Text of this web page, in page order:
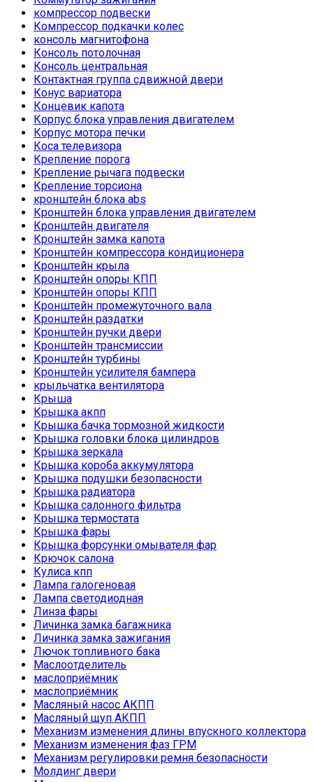
компрессор подвески
Компрессор подкачки колес
консоль магнитофона
Консоль потолочная
Консоль центральная
Контактная группа сдвижной двери
Конус вариатора
Концевик капота
Корпус блока управления двигателем
Корпус мотора печки
Коса телевизора
Крепление порога
Крепление рычага подвески
Крепление торсиона
кронштейн блока abs
Кронштейн блока управления двигателем
Кронштейн двигателя
Кронштейн замка капота
Кронштейн компрессора кондиционера
Кронштейн крыла
Кронштейн опоры КПП
Кронштейн опоры КПП
Кронштейн промежуточного вала
Кронштейн раздатки
Кронштейн ручки двери
Кронштейн трансмиссии
Кронштейн турбины
Кронштейн усилителя бампера
крыльчатка вентилятора
Крыша
Крышка акпп
Крышка бачка тормозной жидкости
Крышка головки блока цилиндров
Крышка зеркала
Крышка короба аккумулятора
Крышка подушки безопасности
Крышка радиатора
Крышка салонного фильтра
Крышка термостата
Крышка фары
Крышка форсунки омывателя фар
Крючок салона
Кулиса кпп
Лампа галогеновая
Лампа светодиодная
Линза фары
Личинка замка багажника
Личинка замка зажигания
Лючок топливного бака
Маслоотделитель
маслоприёмник
маслоприёмник
Масляный насос АКПП
Масляный щуп АКПП
Механизм изменения длины впускного коллектора
Механизм изменения фаз ГРМ
Механизм регулировки ремня безопасности
Молдинг двери